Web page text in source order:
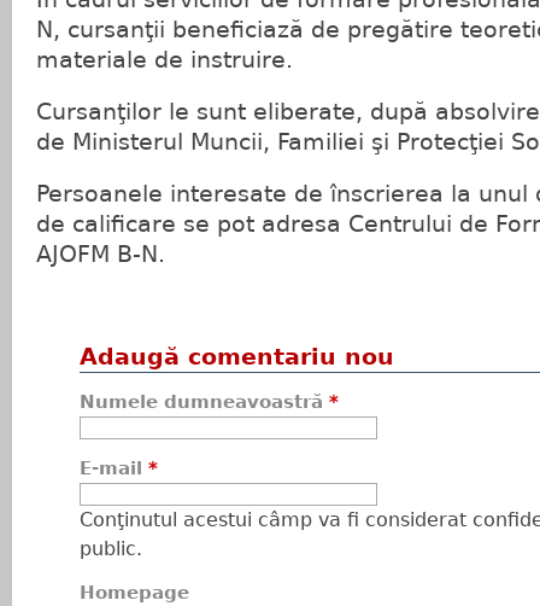
N, cursanţii beneficiază de pregătire
materiale de instruire.
Cursanţilor le sunt eliberate, după
de Ministerul Muncii, Familiei şi Protecţiei
Persoanele interesate de înscrierea la
de calificare se pot adresa Centrului de
AJOFM B-N.
Adaugă comentariu nou
Numele dumneavoastră *
E-mail *
Conţinutul acestui câmp va fi considerat
public.
Homepage